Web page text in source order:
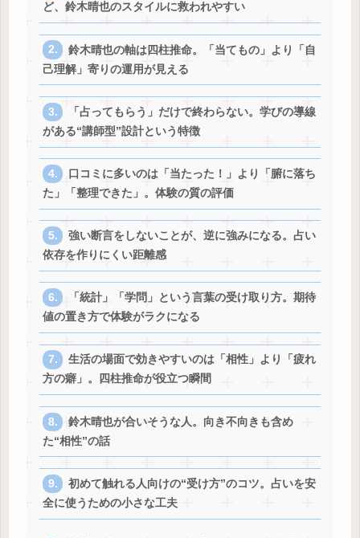
ど、鈴木晴也のスタイルに救われやすい
鈴木晴也の軸は四柱推命。「当てもの」より「自
己理解」寄りの運用が見える
「占ってもらう」だけで終わらない。学びの導線
がある“講師型”設計という特徴
口コミに多いのは「当たった！」より「腑に落ち
た」「整理できた」。体験の質の評価
強い断言をしないことが、逆に強みになる。占い
依存を作りにくい距離感
「統計」「学問」という言葉の受け取り方。期待
値の置き方で体験がラクになる
生活の場面で効きやすいのは「相性」より「疲れ
方の癖」。四柱推命が役立つ瞬間
鈴木晴也が合いそうな人。向き不向きも含め
た“相性”の話
初めて触れる人向けの“受け方”のコツ。占いを安
全に使うための小さな工夫